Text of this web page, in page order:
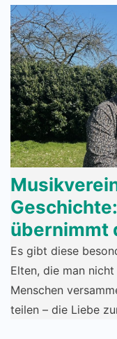
übernimmt
Es gibt diese
Elten, die man
Menschen
teilen – die Liebe